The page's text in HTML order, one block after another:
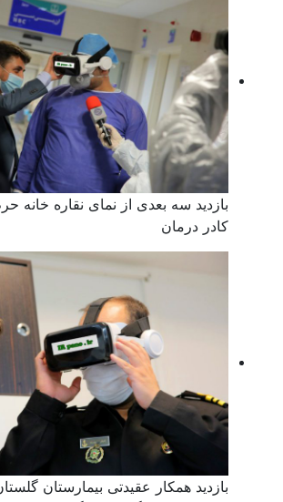
بازدید سه بعدی از نمای نقاره
کادر درمان
بازدید همکار عقیدتی بیمارستان